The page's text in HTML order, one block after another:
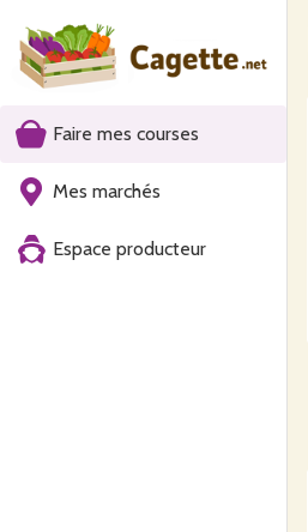
Faire mes courses
Mes marchés
Espace producteur